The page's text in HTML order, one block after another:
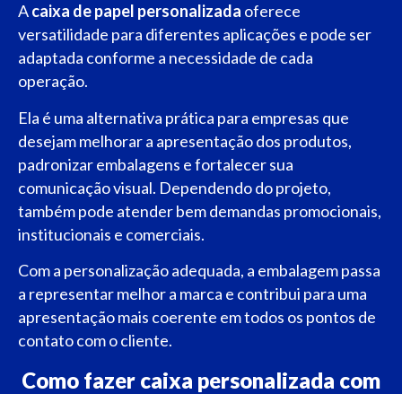
Acaixa de papel personalizada oferece
versatilidade para diferentes aplicações e pode ser
adaptada conforme a necessidade de cada
operação.
Ela é uma alternativa prática para empresas que
desejam melhorar a apresentação dos produtos,
padronizar embalagens e fortalecer sua
comunicação visual. Dependendo do projeto,
também pode atender bem demandas promocionais,
institucionais e comerciais.
Com a personalização adequada, a embalagem passa
a representar melhor a marca e contribui para uma
apresentação mais coerente em todos os pontos de
contato com o cliente.
Como fazer caixa personalizada com